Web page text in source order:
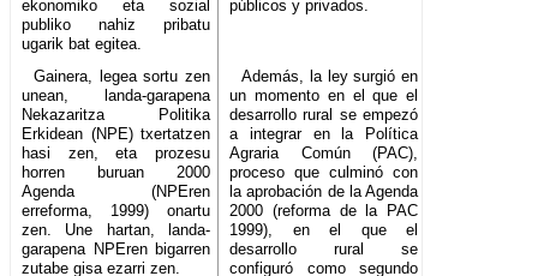
ekonomiko eta sozial
publiko nahiz pribatu
ugarik bat egitea.
públicos y privados.
Gainera, legea sortu zen
unean, landa-garapena
Nekazaritza Politika
Erkidean (NPE) txertatzen
hasi zen, eta prozesu
horren buruan 2000
Agenda (NPEren
erreforma, 1999) onartu
zen. Une hartan, landa-
garapena NPEren bigarren
zutabe gisa ezarri zen.
Además, la ley surgió en
un momento en el que el
desarrollo rural se empezó
a integrar en la Política
Agraria Común (PAC),
proceso que culminó con
la aprobación de la Agenda
2000 (reforma de la PAC
1999), en el que el
desarrollo rural se
configuró como segundo